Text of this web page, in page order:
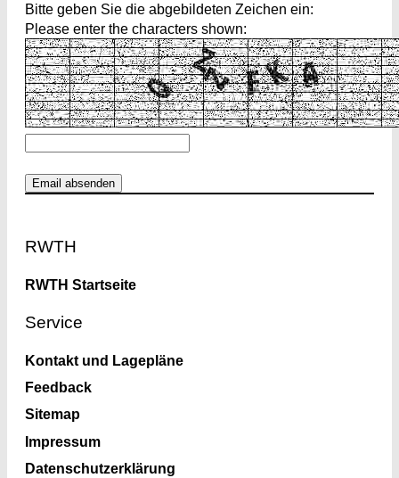
Bitte geben Sie die abgebildeten Zeichen ein:
Please enter the characters shown:
RWTH
RWTH Startseite
Service
Kontakt und Lagepläne
Feedback
Sitemap
Impressum
Datenschutzerklärung